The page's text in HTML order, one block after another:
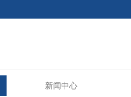
新闻中心